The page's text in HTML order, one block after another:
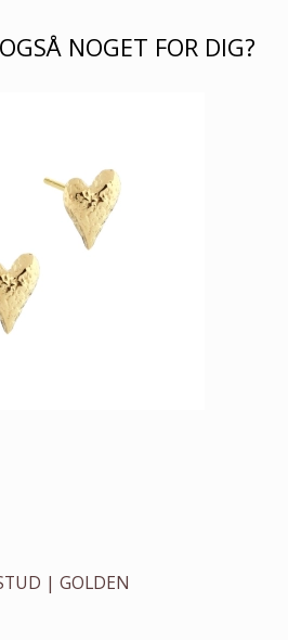
NOGET FOR DIG?
| GOLDEN